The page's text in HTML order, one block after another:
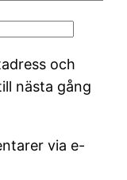
och
nästa gång
via e-